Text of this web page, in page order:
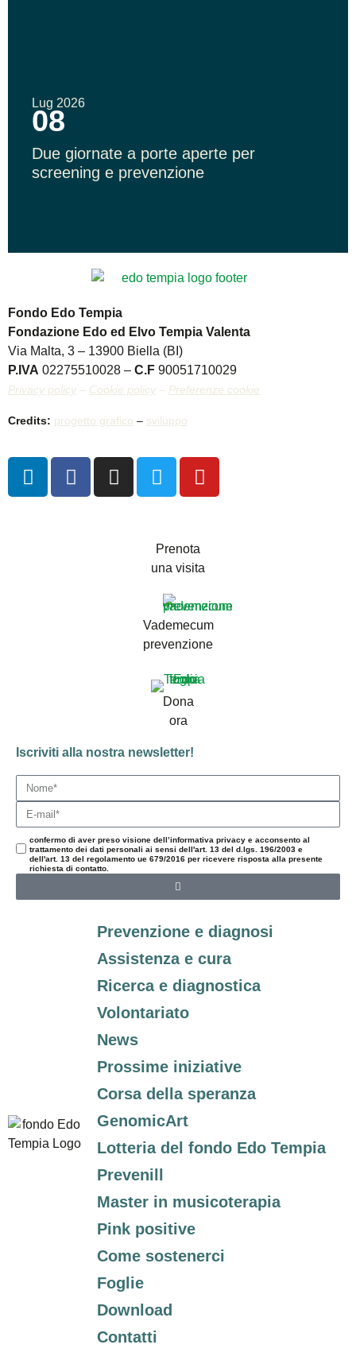
Lug 2026
08
Due giornate a porte aperte per
screening e prevenzione
Fondo Edo Tempia
Fondazione Edo ed Elvo Tempia Valenta
Via Malta, 3 – 13900 Biella (BI)
P.IVA 02275510028 – C.F 90051710029
Privacy policy – Cookie policy – Preferenze cookie
Credits: progetto grafico – sviluppo
Prenota
una visita
Vademecum
prevenzione
Dona
ora
Iscriviti alla nostra newsletter!
confermo di aver preso visione dell’informativa privacy e acconsento al
trattamento dei dati personali ai sensi dell'art. 13 del d.lgs. 196/2003 e
dell'art. 13 del regolamento ue 679/2016 per ricevere risposta alla presente
richiesta di contatto.
Prevenzione e diagnosi
Assistenza e cura
Ricerca e diagnostica
Volontariato
News
Prossime iniziative
Corsa della speranza
GenomicArt
Lotteria del fondo Edo Tempia
Prevenill
Master in musicoterapia
Pink positive
Come sostenerci
Foglie
Download
Contatti